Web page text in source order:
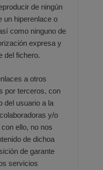
de ningún
un hiperenlace o
como ninguno de
expresa y
del fichero.
a otros
por terceros, con
del usuario a la
y/o
ello, no nos
de dichoa
de garante
servicios